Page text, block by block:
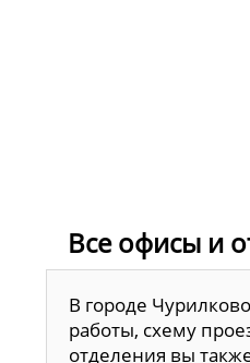
Все офисы и
В городе
работы, схему
отделения вы